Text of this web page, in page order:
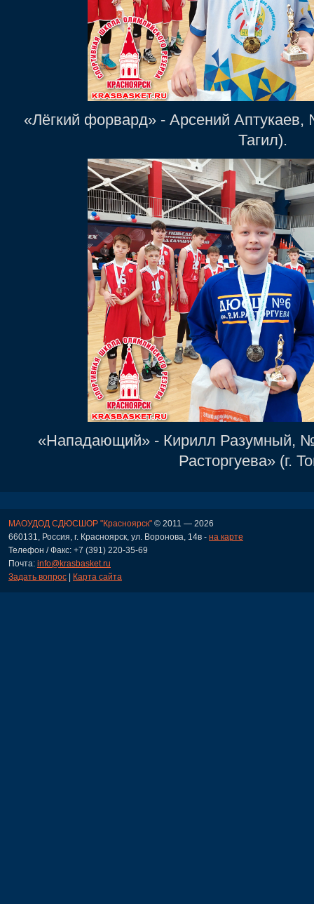
«Лёгкий форвард» - Арсений
Тагил).
«Нападающий» - Кирилл
Расторгуева» (г.
МАОУДОД СДЮСШОР "Красноярск" © 2011 — 2026
660131, Россия, г. Красноярск, ул. Воронова, 14в - на карте
Телефон / Факс: +7 (391) 220-35-69
Почта: info@krasbasket.ru
Задать вопрос | Карта сайта